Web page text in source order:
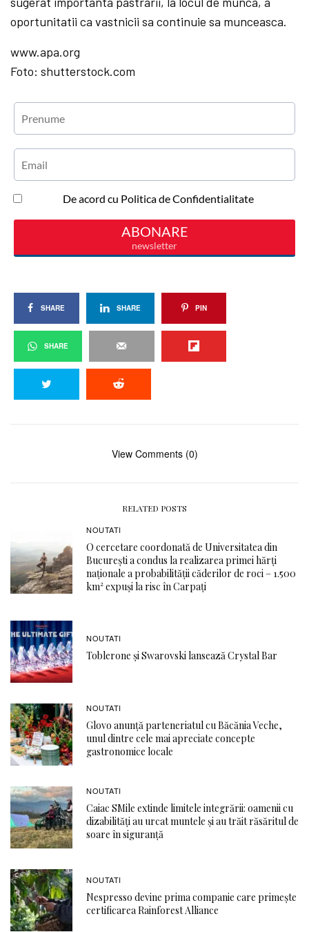
oportunitatii ca vastnicii sa continuie sa munceasca.
www.apa.org
Foto: shutterstock.com
SHARE SHARE PIN
SHARE
View Comments (0)
RELATED POSTS
NOUTATI
O cercetare coordonată de Universitatea din
București a condus la realizarea primei hărți
naționale a probabilității căderilor de roci – 1.500
km² expuși la risc în Carpați
NOUTATI
Toblerone și Swarovski lansează Crystal Bar
NOUTATI
Glovo anunță parteneriatul cu Băcănia Veche,
unul dintre cele mai apreciate concepte
gastronomice locale
NOUTATI
Caiac SMile extinde limitele integrării: oamenii cu
dizabilități au urcat muntele și au trăit răsăritul de
soare în siguranță
NOUTATI
Nespresso devine prima companie care primește
certificarea Rainforest Alliance